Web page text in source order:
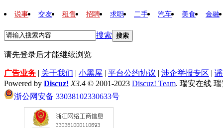
说事 交友 租售 招聘 求职 二手 汽车 美食 金融
搜索 搜索
请先登录后才能继续浏览
广告业务 | 关于我们 | 小黑屋 | 平台公约协议 | 涉企举报专区 |
Powered by Discuz! X3.4 © 2001-2023 Discuz! Team. 瑞安在线
浙公网安备 33038102330633号